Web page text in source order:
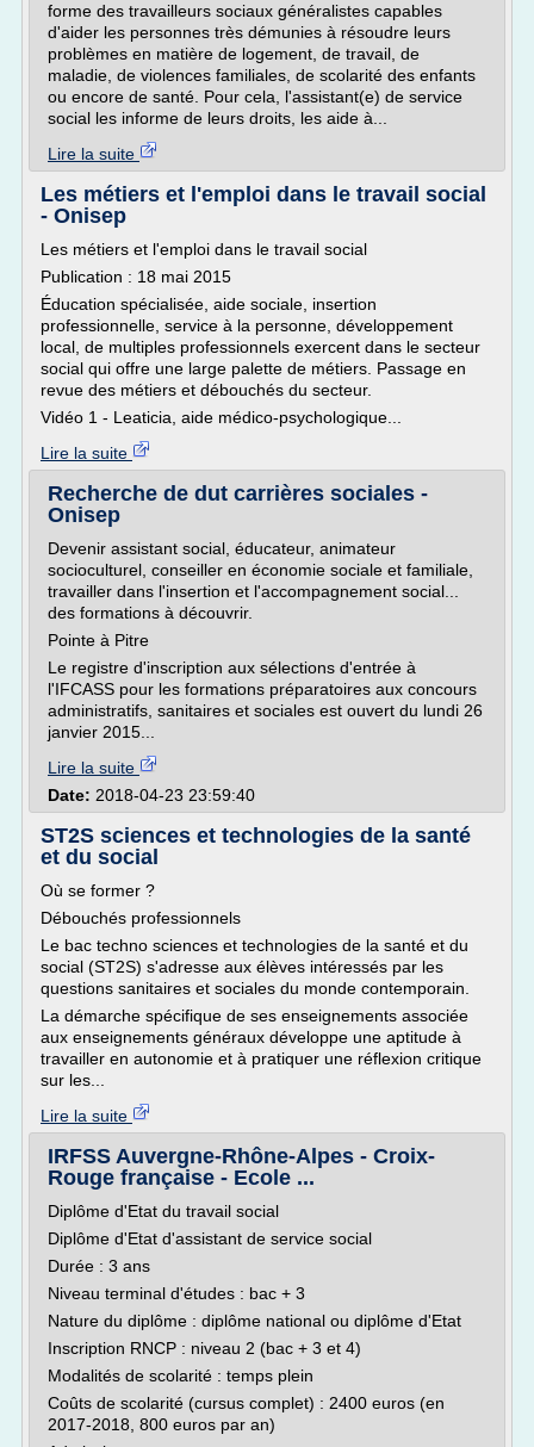
forme des travailleurs sociaux généralistes capables
d'aider les personnes très démunies à résoudre leurs
problèmes en matière de logement, de travail, de
maladie, de violences familiales, de scolarité des enfants
ou encore de santé. Pour cela, l'assistant(e) de service
social les informe de leurs droits, les aide à...
Lire la suite
Les métiers et l'emploi dans le travail social
- Onisep
Les métiers et l'emploi dans le travail social
Publication : 18 mai 2015
Éducation spécialisée, aide sociale, insertion
professionnelle, service à la personne, développement
local, de multiples professionnels exercent dans le secteur
social qui offre une large palette de métiers. Passage en
revue des métiers et débouchés du secteur.
Vidéo 1 - Leaticia, aide médico-psychologique...
Lire la suite
Recherche de dut carrières sociales -
Onisep
Devenir assistant social, éducateur, animateur
socioculturel, conseiller en économie sociale et familiale,
travailler dans l'insertion et l'accompagnement social...
des formations à découvrir.
Pointe à Pitre
Le registre d'inscription aux sélections d'entrée à
l'IFCASS pour les formations préparatoires aux concours
administratifs, sanitaires et sociales est ouvert du lundi 26
janvier 2015...
Lire la suite
Date: 2018-04-23 23:59:40
ST2S sciences et technologies de la santé
et du social
Où se former ?
Débouchés professionnels
Le bac techno sciences et technologies de la santé et du
social (ST2S) s'adresse aux élèves intéressés par les
questions sanitaires et sociales du monde contemporain.
La démarche spécifique de ses enseignements associée
aux enseignements généraux développe une aptitude à
travailler en autonomie et à pratiquer une réflexion critique
sur les...
Lire la suite
IRFSS Auvergne-Rhône-Alpes - Croix-
Rouge française - Ecole ...
Diplôme d'Etat du travail social
Diplôme d'Etat d'assistant de service social
Durée : 3 ans
Niveau terminal d'études : bac + 3
Nature du diplôme : diplôme national ou diplôme d'Etat
Inscription RNCP : niveau 2 (bac + 3 et 4)
Modalités de scolarité : temps plein
Coûts de scolarité (cursus complet) : 2400 euros (en
2017-2018, 800 euros par an)